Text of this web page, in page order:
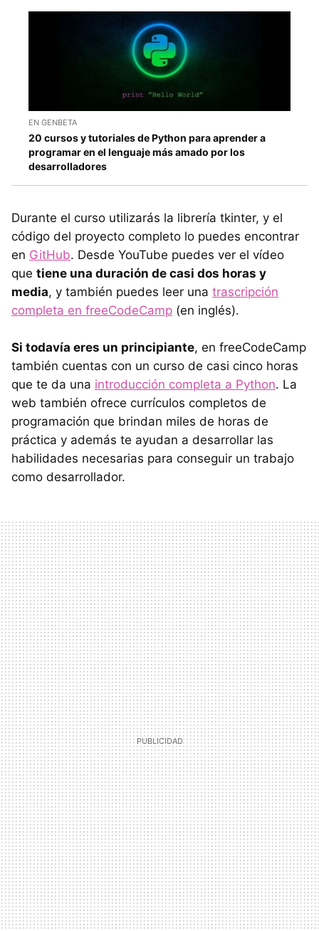
EN GENBETA
20 cursos y tutoriales de Python para aprender a
programar en el lenguaje más amado por los
desarrolladores
Durante el curso utilizarás la librería tkinter, y el
código del proyecto completo lo puedes encontrar
en GitHub. Desde YouTube puedes ver el vídeo
que tiene una duración de casi dos horas y
media, y también puedes leer una trascripción
completa en freeCodeCamp (en inglés).
Si todavía eres un principiante, en freeCodeCamp
también cuentas con un curso de casi cinco horas
que te da una introducción completa a Python. La
web también ofrece currículos completos de
programación que brindan miles de horas de
práctica y además te ayudan a desarrollar las
habilidades necesarias para conseguir un trabajo
como desarrollador.